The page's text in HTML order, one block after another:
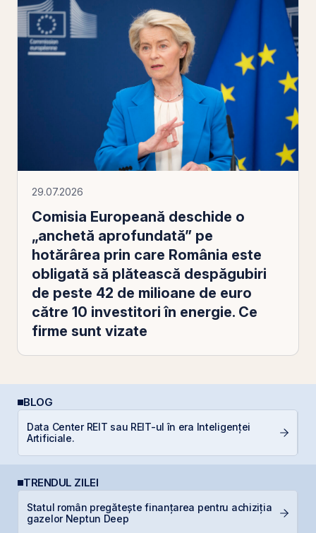
29.07.2026
Comisia Europeană deschide o
„anchetă aprofundată” pe
hotărârea prin care România este
obligată să plătească despăgubiri
de peste 42 de milioane de euro
către 10 investitori în energie. Ce
firme sunt vizate
BLOG
Data Center REIT sau REIT-ul în era Inteligenței
Artificiale.
TRENDUL ZILEI
Statul român pregătește finanțarea pentru achiziția
gazelor Neptun Deep